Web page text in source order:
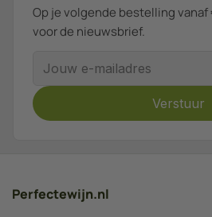
Op je volgende bestelling vanaf
voor de nieuwsbrief.
Verstuur
Perfectewijn.nl